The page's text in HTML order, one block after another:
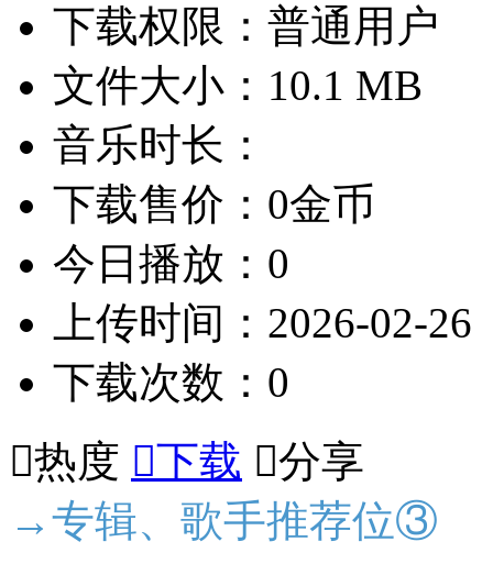
下载权限：普通用户
文件大小：10.1 MB
音乐时长：
下载售价：0金币
今日播放：0
上传时间：2026-02-26
下载次数：0
热度 下载 分享
→专辑、歌手推荐位③